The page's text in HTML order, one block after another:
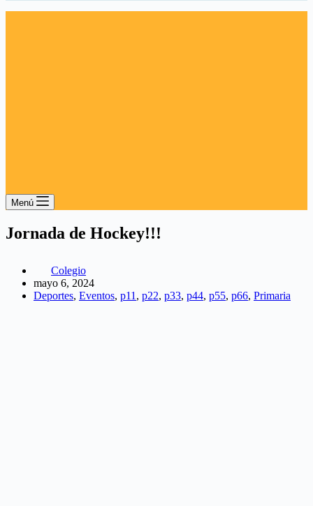
Menú
Jornada de Hockey!!!
Colegio
mayo 6, 2024
Deportes, Eventos, p11 , p22, p33, p44, p55, p66, Primaria